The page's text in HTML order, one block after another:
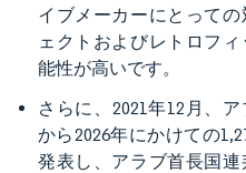
イブメーカーにとって
ェクトおよびレトロフ
能性が高いです。
さらに、2021年12月、
から2026年にかけての
発表し、アラブ首長国